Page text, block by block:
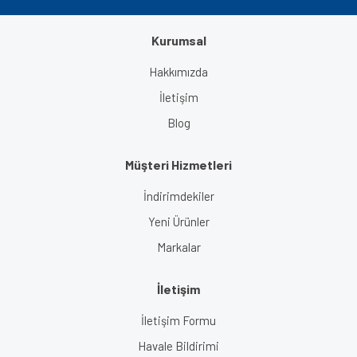
Kurumsal
Hakkımızda
İletişim
Blog
Müşteri Hizmetleri
İndirimdekiler
Yeni Ürünler
Markalar
İletişim
İletişim Formu
Havale Bildirimi